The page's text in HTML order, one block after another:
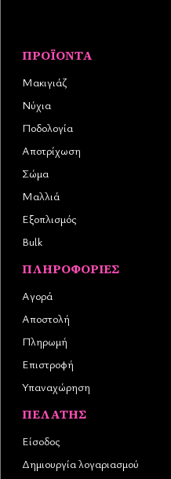
ΠΡΟΪΌΝΤΑ
Μακιγιάζ
Νύχια
Ποδολογία
Αποτρίχωση
Σώμα
Μαλλιά
Εξοπλισμός
Bulk
ΠΛΗΡΟΦΟΡΊΕΣ
Αγορά
Αποστολή
Πληρωμή
Επιστροφή
Υπαναχώρηση
ΠΕΛΆΤΗΣ
Είσοδος
Δημιουργία λογαριασμού